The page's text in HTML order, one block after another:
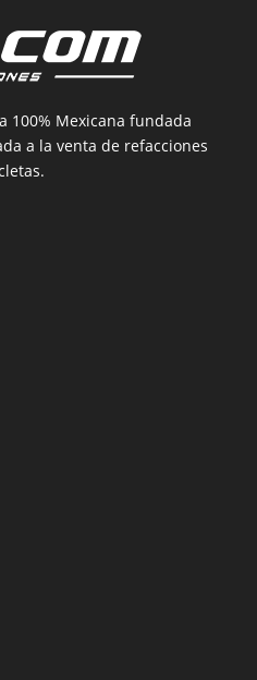
100% Mexicana fundada
a la venta de refacciones